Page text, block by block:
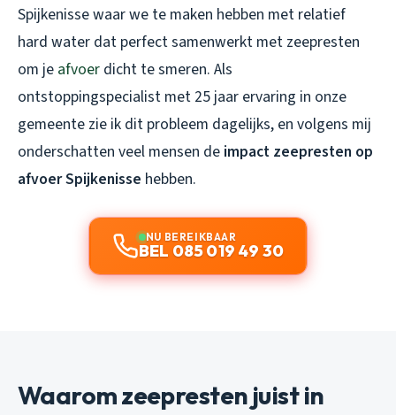
Spijkenisse waar we te maken hebben met relatief
hard water dat perfect samenwerkt met zeepresten
om je afvoer dicht te smeren. Als
ontstoppingspecialist met 25 jaar ervaring in onze
gemeente zie ik dit probleem dagelijks, en volgens mij
onderschatten veel mensen de impact zeepresten op
afvoer Spijkenisse hebben.
NU BEREIKBAAR
BEL 085 019 49 30
Waarom zeepresten juist in